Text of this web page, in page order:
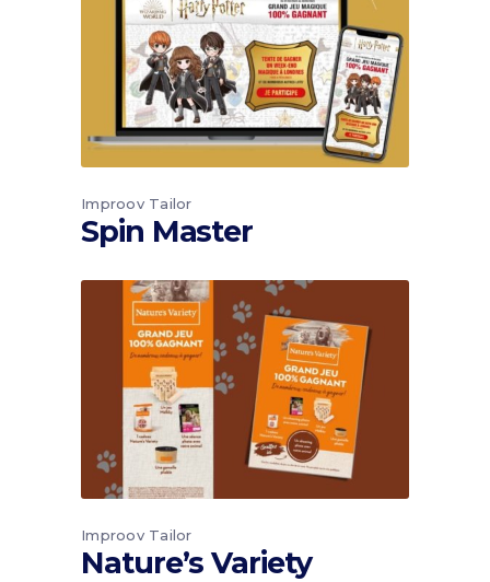
Improov Tailor
Spin Master
Improov Tailor
Nature’s Variety